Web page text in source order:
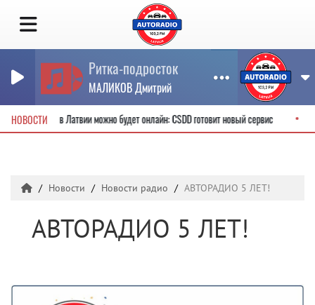
Ритка-подросток
МАЛИКОВ Дмитрий
НОВОСТИправа в Латвии можно будет онлайн: CSDD готовит новый сервис
Новости Новости радио АВТОРАДИО 5 ЛЕТ!
АВТОРАДИО 5 ЛЕТ!